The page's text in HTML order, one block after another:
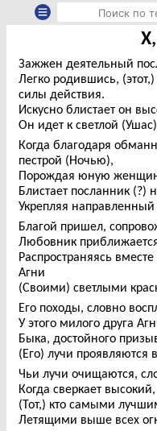
Зажжен деятельный
Легко родившись,
силы действия.
Искусно блистает он
Он идет к светлой
Когда благодаря
пестрой (Ночью),
Порождая юную
Блистает посланник (?)
Укрепляя направленный
Благой пришел,
Любовник
Распространяясь
Агни
(Своими) светлыми
Его походы, словно
У этого милого друга
Быка, достойного
(Его) лучи проявляются
Чьи лучи очищаются,
Когда сверкает
(Тот,) кто самыми
Летящими выше всех